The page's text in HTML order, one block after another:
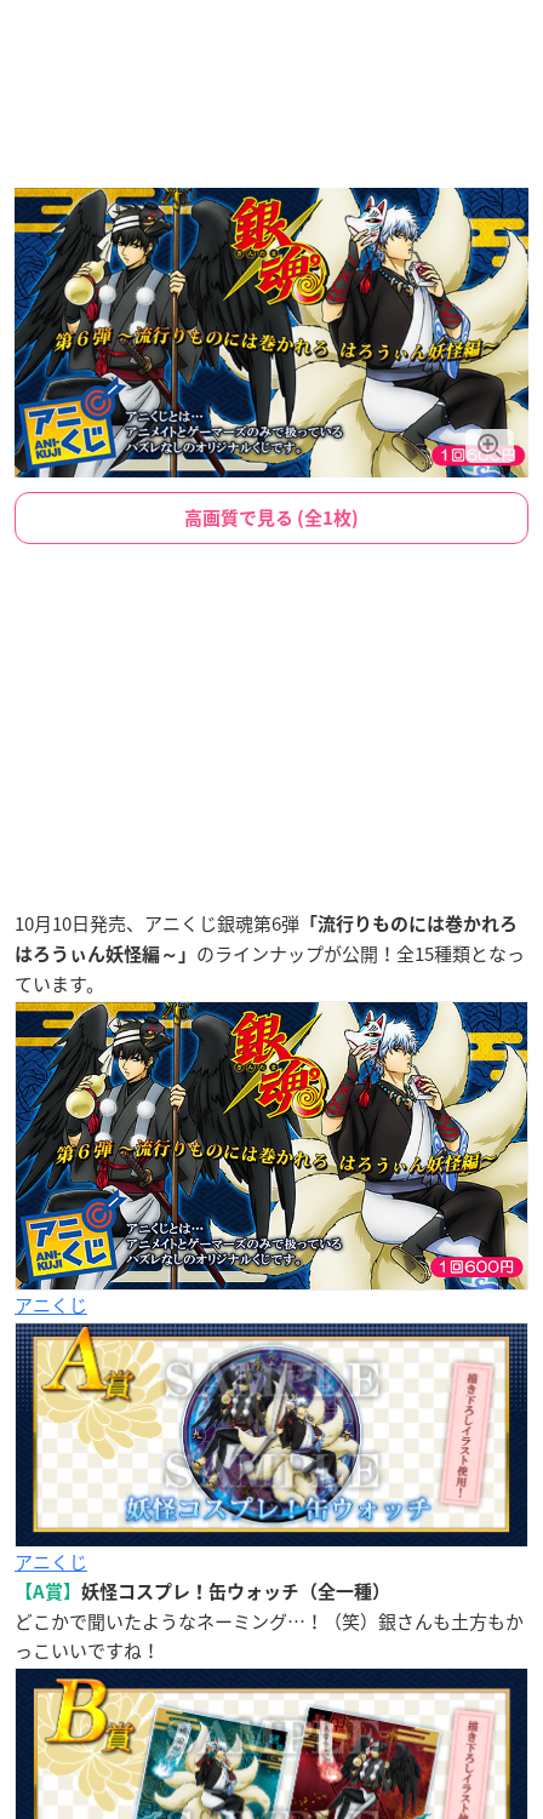
高画質で見る (全1枚)
10月10日発売、アニくじ銀魂第6弾 「流行りものには巻かれろ
はろうぃん妖怪編～」 のラインナップが公開！全15種類となっ
ています。
アニくじ
アニくじ
【A賞】 妖怪コスプレ！缶ウォッチ（全一種）
どこかで聞いたようなネーミング…！（笑）銀さんも土方もか
っこいいですね！